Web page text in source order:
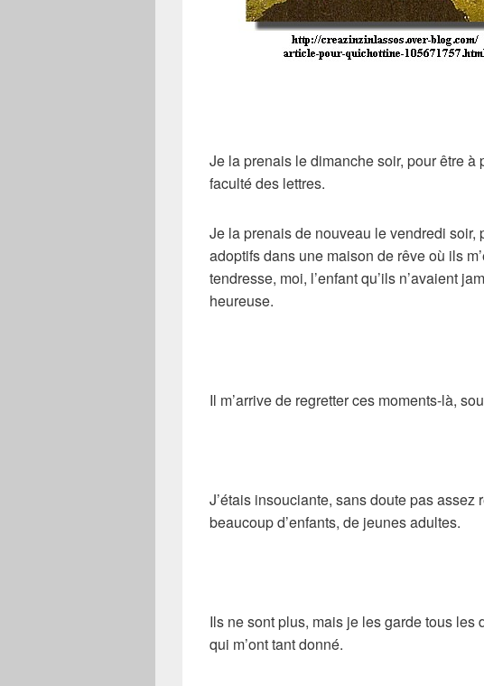
Je la prenais le dimanche soir, pour être
faculté des lettres.
Je la prenais de nouveau le vendredi soir,
adoptifs dans une maison de rêve où ils
tendresse, moi, l’enfant qu’ils n’avaient
heureuse.
Il m’arrive de regretter ces moments-là,
J’étais insouciante, sans doute pas assez
beaucoup d’enfants, de jeunes adultes.
Ils ne sont plus, mais je les garde tous
qui m’ont tant donné.